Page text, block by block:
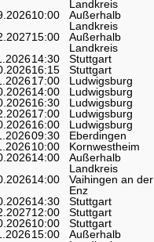
Landkreis
10:00
Außerhalb
Landkreis
15:00
Außerhalb
Landkreis
14:30
Stuttgart
16:15
Stuttgart
17:00
Ludwigsburg
14:00
Ludwigsburg
16:30
Ludwigsburg
17:00
Ludwigsburg
16:00
Ludwigsburg
09:30
Eberdingen
10:00
Kornwestheim
14:00
Außerhalb
Landkreis
14:00
Vaihingen an der
Enz
14:30
Stuttgart
12:00
Stuttgart
10:00
Stuttgart
15:00
Außerhalb